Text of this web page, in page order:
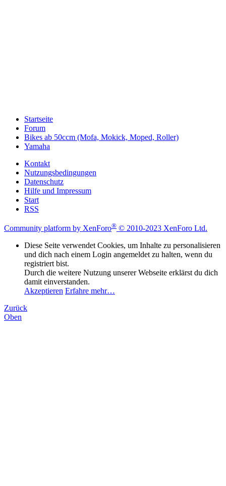
Startseite
Forum
Bikes ab 50ccm (Mofa, Mokick, Moped, Roller)
Yamaha
Kontakt
Nutzungsbedingungen
Datenschutz
Hilfe und Impressum
Start
RSS
Community platform by XenForo® © 2010-2023 XenForo Ltd.
Diese Seite verwendet Cookies, um Inhalte zu personalisieren
und dich nach einem Login angemeldet zu halten, wenn du
registriert bist.
Durch die weitere Nutzung unserer Webseite erklärst du dich
damit einverstanden.
Akzeptieren Erfahre mehr…
Zurück
Oben